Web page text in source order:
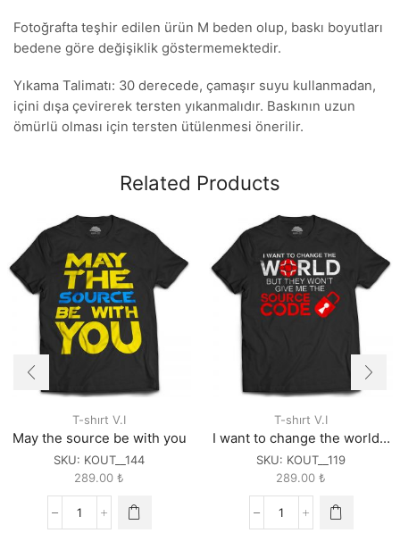
Fotoğrafta teşhir edilen ürün M beden olup, baskı boyutları
bedene göre değişiklik göstermemektedir.
Yıkama Talimatı: 30 derecede, çamaşır suyu kullanmadan,
içini dışa çevirerek tersten yıkanmalıdır. Baskının uzun
ömürlü olması için tersten ütülenmesi önerilir.
Related Products
T-shırt V.I
May the source be with you
SKU: KOUT__144
289.00 ₺
May
T-shırt V.I
I want to change the world…
SKU: KOUT__119
289.00 ₺
I